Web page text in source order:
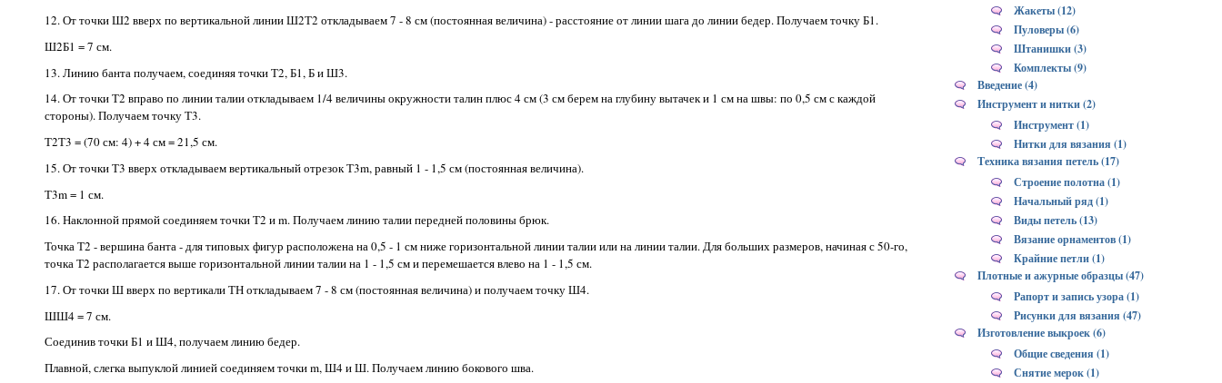
12. От точки Ш2 вверх по вертикальной линии Ш2Т2 откладываем 7 - 8 см (постоянная величина) - расстояние от линии шага до линии бедер. Получаем точку Б1.
Ш2Б1 = 7 см.
13. Линию банта получаем, соединяя точки Т2, Б1, Б и Ш3.
14. От точки Т2 вправо по линии талии oткладываем 1/4 величины окружности талин плюс 4 см (3 см берем на глубину вытачек и 1 см на швы: по 0,5 см с каждой
стороны). Получаем точку Т3.
Т2Т3 = (70 см: 4) + 4 см = 21,5 см.
15. От точки Т3 вверх откладываем вертикальный отрезок Т3m, равный 1 - 1,5 см (постоянная величина).
Т3m = 1 см.
16. Наклонной прямой соединяем точки Т2 и m. Получаем линию талии передней половины брюк.
Точка Т2 - вершина банта - для типовых фигур расположена на 0,5 - 1 см ниже горизонтальной линии талии или на линии талии. Для больших размеров, начиная с 50-го,
точка Т2 располагается выше горизонтальной линии талии на 1 - 1,5 см и перемешается влево на 1 - 1,5 см.
17. От точки Ш вверх по вертикали ТН откладываем 7 - 8 см (постоянная величина) и получаем точку Ш4.
ШШ4 = 7 см.
Соединив точки Б1 и Ш4, получаем линию бедер.
Плавной, слегка выпуклой линией соединяем точки m, Ш4 и Ш. Получаем линию бокового шва.
Жакеты (12)
Пуловеры (6)
Штанишки (3)
Комплекты (9)
Введение (4)
Инструмент и нитки (2)
Инструмент (1)
Нитки для вязания (1)
Техника вязания петель (17)
Строение полотна (1)
Начальный ряд (1)
Виды петель (13)
Вязание орнаментов (1)
Крайние петли (1)
Плотные и ажурные образцы (47)
Рапорт и запись узора (1)
Рисунки для вязания (47)
Изготовление выкроек (6)
Общие сведения (1)
Снятие мерок (1)